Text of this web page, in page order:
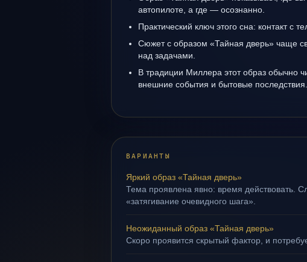
автопилоте, а где — осознанно.
Практический ключ этого сна: контакт с
Сюжет с образом «Тайная дверь» чаще
над задачами.
В традиции Миллера этот образ обычно
внешние события и бытовые последствия.
ВАРИАНТЫ
Яркий образ «Тайная дверь»
Тема проявлена явно: время действовать.
«затягивание очевидного шага».
Неожиданный образ «Тайная дверь»
Скоро проявится скрытый фактор, и